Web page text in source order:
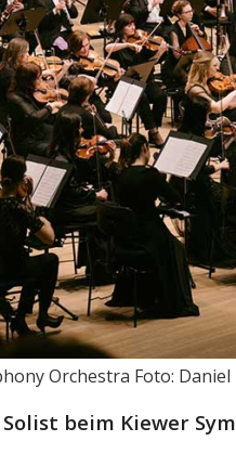
Orchestra Foto:
beim Kiewer